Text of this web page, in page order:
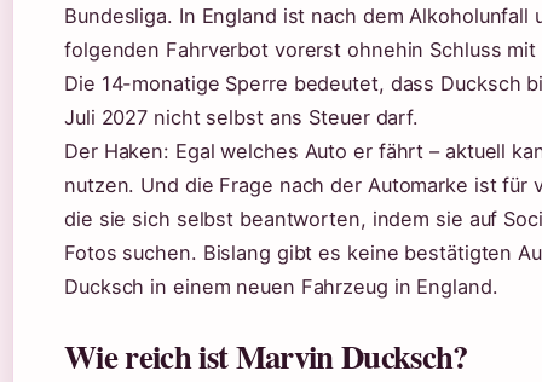
Bundesliga. In England ist nach dem Alkoholunfall
folgenden Fahrverbot vorerst ohnehin Schluss mit
Die 14-monatige Sperre bedeutet, dass Ducksch
Juli 2027 nicht selbst ans Steuer darf.
Der Haken: Egal welches Auto er fährt – aktuell
nutzen. Und die Frage nach der Automarke ist für
die sie sich selbst beantworten, indem sie auf
Fotos suchen. Bislang gibt es keine bestätigten
Ducksch in einem neuen Fahrzeug in England.
Wie reich ist Marvin Ducksch?